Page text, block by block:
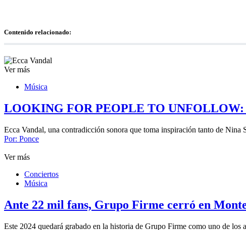
Contenido relacionado:
Ver más
Música
LOOKING FOR PEOPLE TO
Ecca Vandal, una contradicción sonora que toma inspiración tanto de
Por: Ponce
Ver más
Conciertos
Música
Ante 22 mil fans, Grupo Firme cerró en
Este 2024 quedará grabado en la historia de Grupo Firme como uno de los